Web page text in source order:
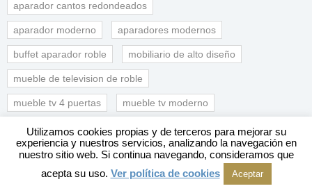
aparador cantos redondeados
aparador moderno aparadores modernos
buffet aparador roble mobiliario de alto diseño
mueble de television de roble
mueble tv 4 puertas mueble tv moderno
muebles de salon de lujo muebles tv roble
serie aksaray vical vical concept
Utilizamos cookies propias y de terceros para mejorar su
experiencia y nuestros servicios, analizando la navegación en
nuestro sitio web. Si continua navegando, consideramos que
acepta su uso. Ver política de cookies Aceptar